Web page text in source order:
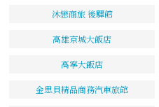
沐戀商旅 後驛館
高雄京城大飯店
高寧大飯店
金思貝精品商務汽車旅館